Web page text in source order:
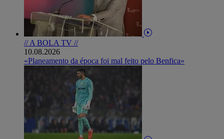
// A BOLA TV //
10.08.2026
«Planeamento da época foi mal feito pelo Benfica»